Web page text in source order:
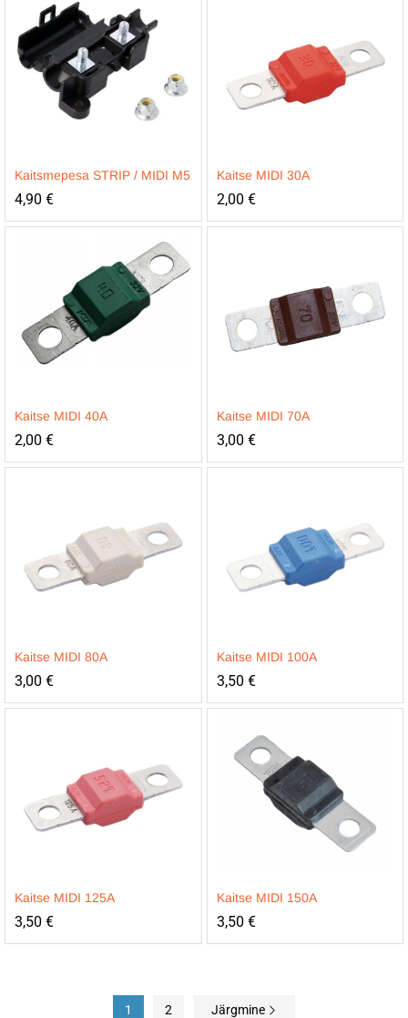
Kaitsmepesa STRIP / MIDI M5
4,90 €
Kaitse MIDI 30A
2,00 €
Kaitse MIDI 40A
2,00 €
Kaitse MIDI 70A
3,00 €
Kaitse MIDI 80A
3,00 €
Kaitse MIDI 100A
3,50 €
Kaitse MIDI 125A
3,50 €
Kaitse MIDI 150A
3,50 €
1 2 Järgmine